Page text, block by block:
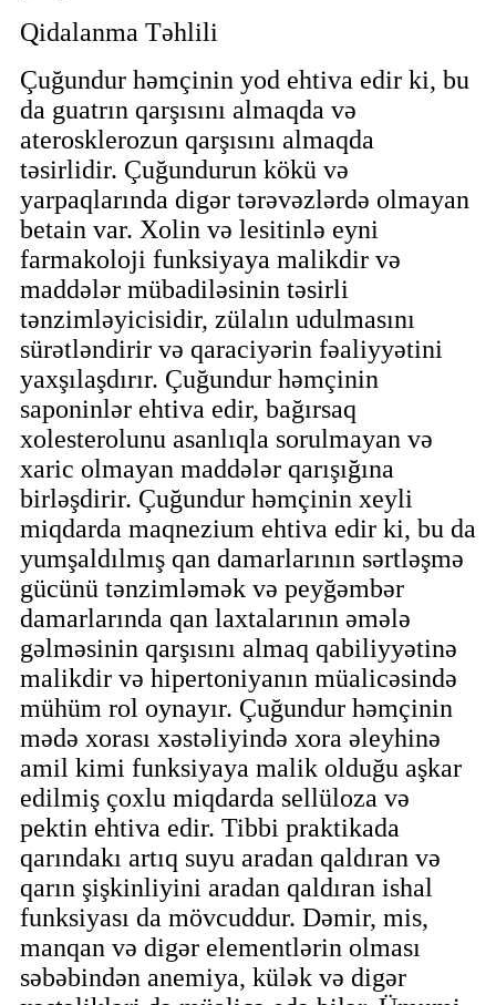
Qidalanma Təhlili
Çuğundur həmçinin yod ehtiva edir ki, bu
da guatrın qarşısını almaqda və
aterosklerozun qarşısını almaqda
təsirlidir. Çuğundurun kökü və
yarpaqlarında digər tərəvəzlərdə olmayan
betain var. Xolin və lesitinlə eyni
farmakoloji funksiyaya malikdir və
maddələr mübadiləsinin təsirli
tənzimləyicisidir, zülalın udulmasını
sürətləndirir və qaraciyərin fəaliyyətini
yaxşılaşdırır. Çuğundur həmçinin
saponinlər ehtiva edir, bağırsaq
xolesterolunu asanlıqla sorulmayan və
xaric olmayan maddələr qarışığına
birləşdirir. Çuğundur həmçinin xeyli
miqdarda maqnezium ehtiva edir ki, bu da
yumşaldılmış qan damarlarının sərtləşmə
gücünü tənzimləmək və peyğəmbər
damarlarında qan laxtalarının əmələ
gəlməsinin qarşısını almaq qabiliyyətinə
malikdir və hipertoniyanın müalicəsində
mühüm rol oynayır. Çuğundur həmçinin
mədə xorası xəstəliyində xora əleyhinə
amil kimi funksiyaya malik olduğu aşkar
edilmiş çoxlu miqdarda sellüloza və
pektin ehtiva edir. Tibbi praktikada
qarındakı artıq suyu aradan qaldıran və
qarın şişkinliyini aradan qaldıran ishal
funksiyası da mövcuddur. Dəmir, mis,
manqan və digər elementlərin olması
səbəbindən anemiya, külək və digər